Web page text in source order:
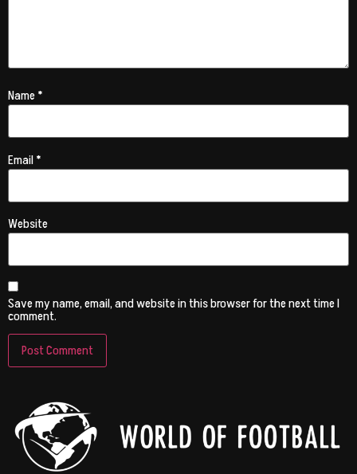
Name*
Email*
Website
Save my name, email, and website in this browser for the next time I
comment.